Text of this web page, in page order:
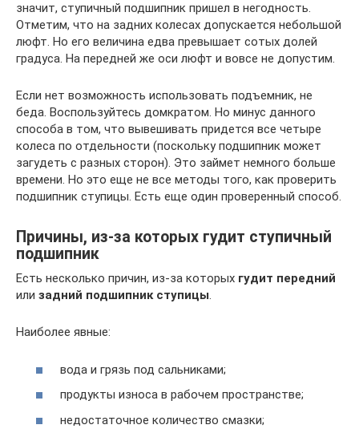
значит, ступичный подшипник пришел в негодность.
Отметим, что на задних колесах допускается небольшой
люфт. Но его величина едва превышает сотых долей
градуса. На передней же оси люфт и вовсе не допустим.
Если нет возможность использовать подъемник, не
беда. Воспользуйтесь домкратом. Но минус данного
способа в том, что вывешивать придется все четыре
колеса по отдельности (поскольку подшипник может
загудеть с разных сторон). Это займет немного больше
времени. Но это еще не все методы того, как проверить
подшипник ступицы. Есть еще один проверенный способ.
Причины, из-за которых гудит ступичный
подшипник
Есть несколько причин, из-за которых гудит передний
или задний подшипник ступицы.
Наиболее явные:
вода и грязь под сальниками;
продукты износа в рабочем пространстве;
недостаточное количество смазки;